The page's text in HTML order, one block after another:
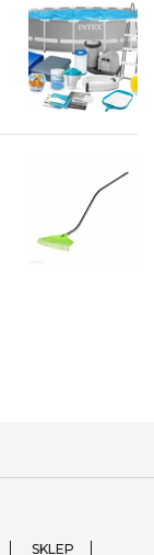
SKLEP